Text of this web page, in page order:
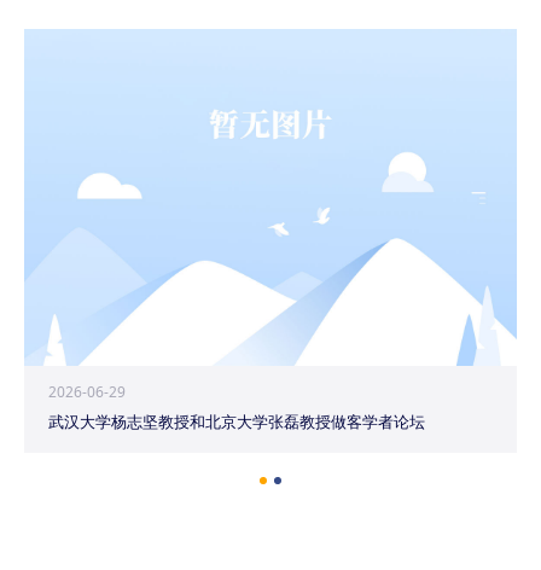
2026-06-29
武汉大学杨志坚教授和北京大学张磊教授做客学者论坛